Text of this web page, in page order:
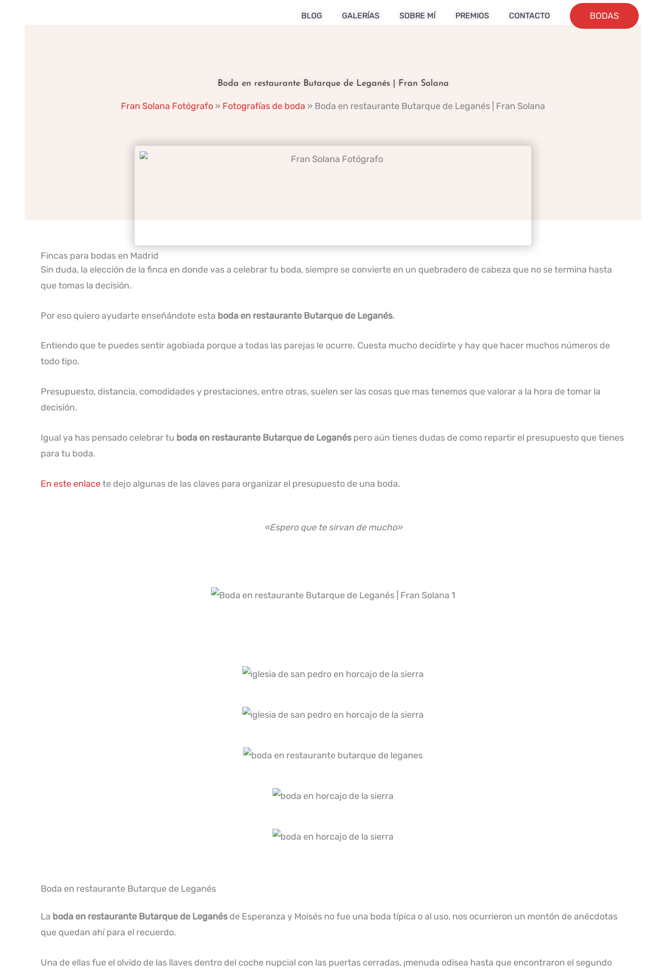
BLOG GALERÍAS SOBRE MÍ PREMIOS CONTACTO BODAS
Boda en restaurante Butarque de Leganés | Fran Solana
Fran Solana Fotógrafo » Fotografías de boda » Boda en restaurante Butarque de Leganés | Fran Solana
Fincas para bodas en Madrid
Sin duda, la elección de la finca en donde vas a celebrar tu boda, siempre se convierte en un quebradero de cabeza que no se termina hasta
que tomas la decisión.
Por eso quiero ayudarte enseñándote esta boda en restaurante Butarque de Leganés.
Entiendo que te puedes sentir agobiada porque a todas las parejas le ocurre. Cuesta mucho decidirte y hay que hacer muchos números de
todo tipo.
Presupuesto, distancia, comodidades y prestaciones, entre otras, suelen ser las cosas que mas tenemos que valorar a la hora de tomar la
decisión.
Igual ya has pensado celebrar tu boda en restaurante Butarque de Leganés pero aún tienes dudas de como repartir el presupuesto que tienes
para tu boda.
En este enlacete dejo algunas de las claves para organizar el presupuesto de una boda.
«Espero que te sirvan de mucho»
Boda en restaurante Butarque de Leganés
La boda en restaurante Butarque de Leganés de Esperanza y Moisés no fue una boda típica o al uso, nos ocurrieron un montón de anécdotas
que quedan ahí para el recuerdo.
Una de ellas fue el olvido de las llaves dentro del coche nupcial con las puertas cerradas, ¡menuda odisea hasta que encontraron el segundo